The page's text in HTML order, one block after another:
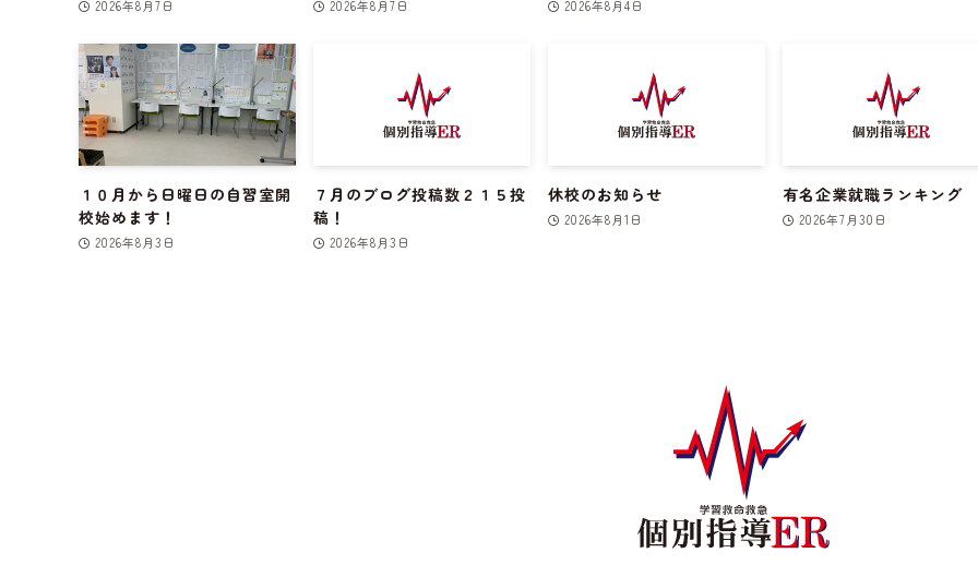
2026年8月7日 2026年8月7日 2026年8月4日
１０月から日曜日の自習室開
校始めます！
2026年8月3日
７月のブログ投稿数２１５投
稿！
2026年8月3日
休校のお知らせ
2026年8月1日
有名企業就職ランキング
2026年7月30日